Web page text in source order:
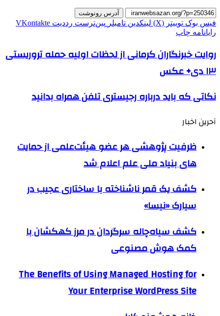
آدرس رونوشت
فیس بوک توییتر (X) لینکدین ‫تامبلر ‫پین‌ترست ‫رددیت ‫VKontakte
رایانامه چاپ
روایت خبرنگاران کرمانی از لحظات اولیه حمله تروریستی
۱۳ دی+ عکس
نکاتی که باید درباره رجیستری تلفن همراه بدانید
آحرین اخبار
ظرفیت پژوهشی هر عضو هیئت‌علمی از حمایت
های بنیاد ملی علم اعلام شد
کشف یک قمر ناشناخته با ساختاری عجیب در
سیارک «نیسا»
کشف سیاه‌چاله سرگردان در مرز کهکشان با
کمک هوش مصنوعی
The Benefits of Using Managed Hosting for
Your Enterprise WordPress Site